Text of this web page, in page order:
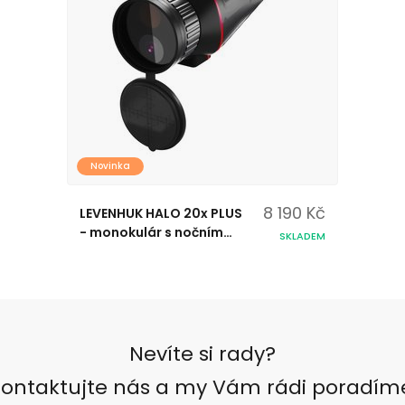
Novinka
LEVENHUK HALO 20x PLUS
- monokulár s nočním
8 190 Kč
SKLADEM
Nevíte si rady?
nás a my Vám rádi